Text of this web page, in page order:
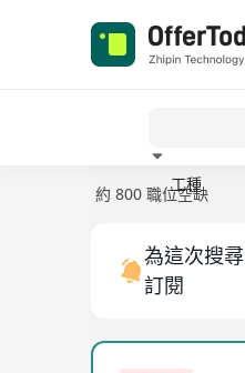
工種
約 800 職位空缺
為這次搜
訂閱